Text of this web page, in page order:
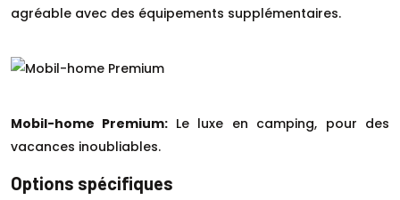
agréable avec des équipements supplémentaires.
Mobil-home Premium: Le luxe en camping, pour des
vacances inoubliables.
Options spécifiques